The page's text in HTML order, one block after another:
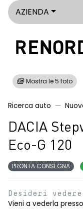
AZIENDA
Mostra le 5 foto
Ricerca auto
DACIA
Eco-G 120
PRONTA CONSEGNA
Desideri
Vieni a vederla